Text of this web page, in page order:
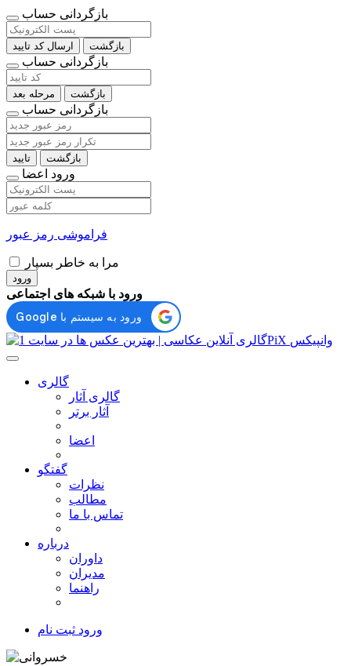
بازگردانی حساب
ارسال کد تایید بازگشت
بازگردانی حساب
مرحله بعد بازگشت
بازگردانی حساب
تایید بازگشت
ورود اعضا
فراموشی رمز عبور
مرا به خاطر بسپار
ورود
ورود با شبکه های اجتماعی
گالری
گالری آثار
آثار برتر
اعضا
گفتگو
نظرات
مطالب
تماس با ما
درباره
داوران
مدیران
راهنما
ورود ثبت نام